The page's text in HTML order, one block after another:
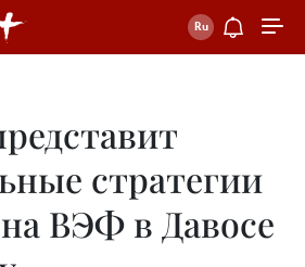
стратегии
ВЭФ в Давосе